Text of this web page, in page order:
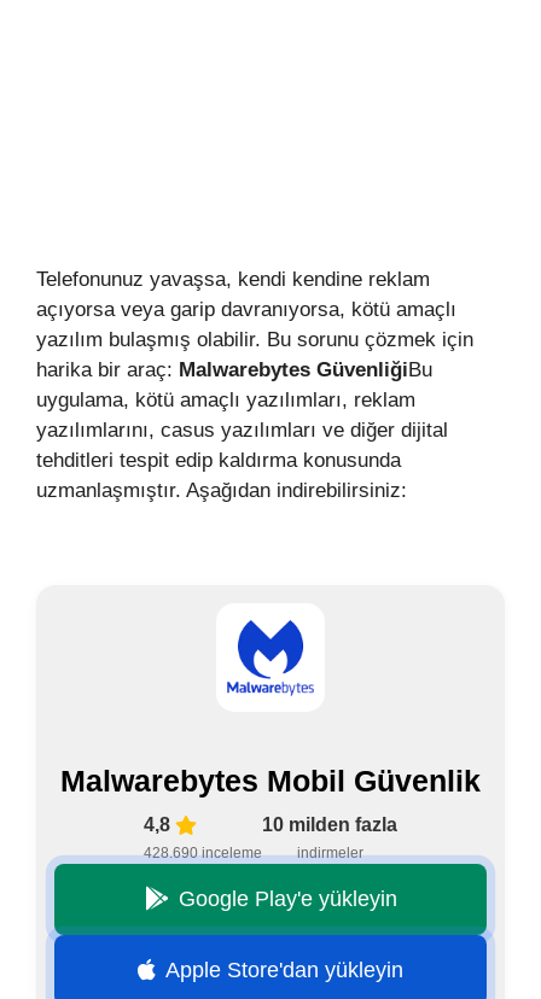
Telefonunuz yavaşsa, kendi kendine reklam
açıyorsa veya garip davranıyorsa, kötü amaçlı
yazılım bulaşmış olabilir. Bu sorunu çözmek için
harika bir araç: Malwarebytes GüvenliğiBu
uygulama, kötü amaçlı yazılımları, reklam
yazılımlarını, casus yazılımları ve diğer dijital
tehditleri tespit edip kaldırma konusunda
uzmanlaşmıştır. Aşağıdan indirebilirsiniz:
Malwarebytes Mobil Güvenlik
4,8
428.690 inceleme
10 milden fazla
indirmeler
Google Play'e yükleyin
Apple Store'dan yükleyin